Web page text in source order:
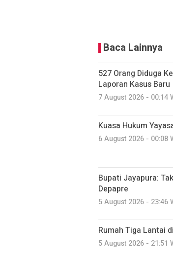
Baca Lainnya
527 Orang Diduga
Laporan Kasus Baru
7 August 2026 - 00:14
Kuasa Hukum
6 August 2026 - 00:08
Bupati Jayapura:
Depapre
5 August 2026 - 23:46
Rumah Tiga Lantai
5 August 2026 - 21:51